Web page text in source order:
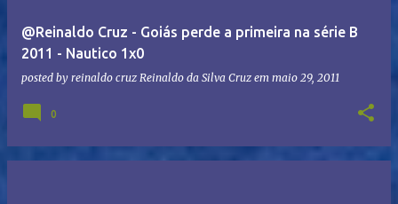
@Reinaldo Cruz - Goiás perde a primeira na série B
2011 - Nautico 1x0
posted by reinaldo cruz Reinaldo da Silva Cruz em maio 29, 2011
0